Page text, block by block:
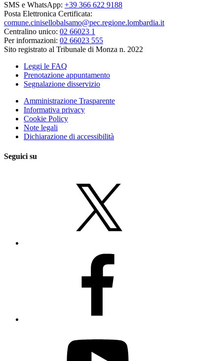
SMS e WhatsApp: +39 366 622 9188
Posta Elettronica Certificata:
comune.cinisellobalsamo@pec.regione.lombardia.it
Centralino unico: 02 66023 1
Per informazioni: 02 66023 555
Sito registrato al Tribunale di Monza n. 2022
Leggi le FAQ
Prenotazione appuntamento
Segnalazione disservizio
Amministrazione Trasparente
Informativa privacy
Cookie Policy
Note legali
Dichiarazione di accessibilità
Seguici su